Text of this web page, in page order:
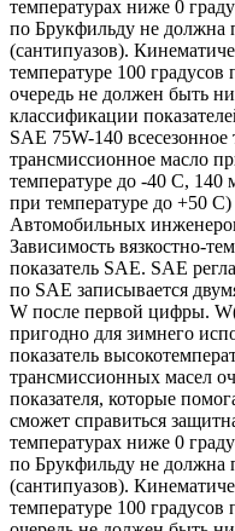
температурах ниже 0
по Брукфильду не должна
(сантипуазов).
температуре 100
очередь не должен быть
классификации
SAE 75W-140
трансмиссионное масло
температуре до -40 С, 140
при температуре до +50
Автомобильных
Зависимость вязкостно-
показатель SAE. SAE
по SAE записывается
W после первой цифры.
пригодно для зимнего
показатель
трансмиссионных масел
показателя, которые
сможет справиться
температурах ниже 0
по Брукфильду не должна
(сантипуазов).
температуре 100